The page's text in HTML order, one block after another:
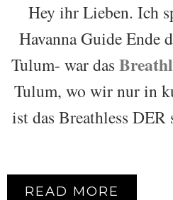
Hey ihr Lieben. Ich
Havanna Guide Ende
Tulum- war das
Tulum, wo wir nur in
ist das Breathless
READ MORE